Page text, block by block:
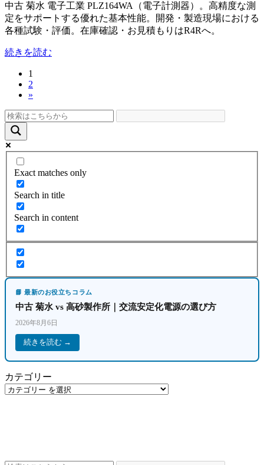
中古 菊水 電子工業 PLZ164WA（電子計測器）。高精度な測
定をサポートする優れた基本性能。開発・製造現場における
各種試験・評価。在庫確認・お見積もりはR4Rへ。
続きを読む
の
ペ
ー
ジ
送
り
固
定
ペ
ー
ジ
1
固
定
ペ
ー
2
»
Exact matches only
Search in title
Search in content
📘 最新のお役立ちコラム
中古 菊水 vs 高砂製作所｜交流安定化電源の選び方
2026年8月6日
続きを読む →
カテゴリー